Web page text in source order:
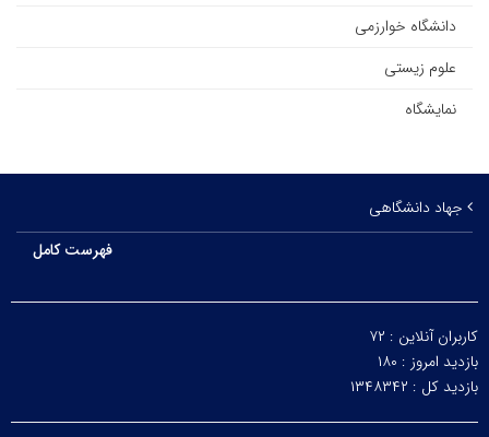
دانشگاه خوارزمی
علوم زیستی
نمایشگاه
جهاد دانشگاهی
فهرست کامل
کاربران آنلاین : ۷۲
بازدید امروز : ۱۸۰
بازدید کل : ۱۳۴۸۳۴۲